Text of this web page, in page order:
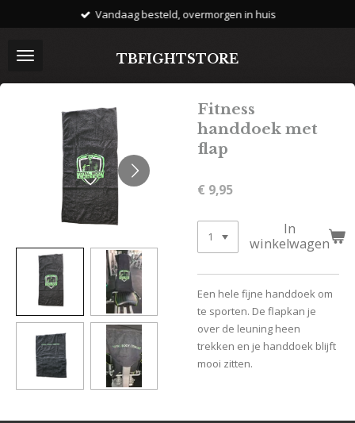
naar
hoofdinhoud
TBFIGHTSTORE
Vandaag besteld, overmorgen in huis
Fitness
handdoek met
flap
€ 9,95
In
winkelwagen
Een hele fijne handdoek om
te sporten. De flapkan je
over de leuning heen
trekken en je handdoek blijft
mooi zitten.